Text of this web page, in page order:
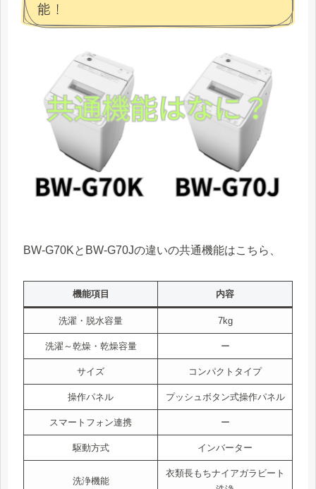
能！
BW-G70KとBW-G70Jの違いの共通機能はこちら、
機能項目 内容
洗濯・脱水容量 7kg
洗濯～乾燥・乾燥容量 ー
サイズ コンパクトタイプ
操作パネル プッシュボタン式操作パネル
スマートフォン連携 ー
駆動方式 インバーター
洗浄機能
衣類長もちナイアガラビート